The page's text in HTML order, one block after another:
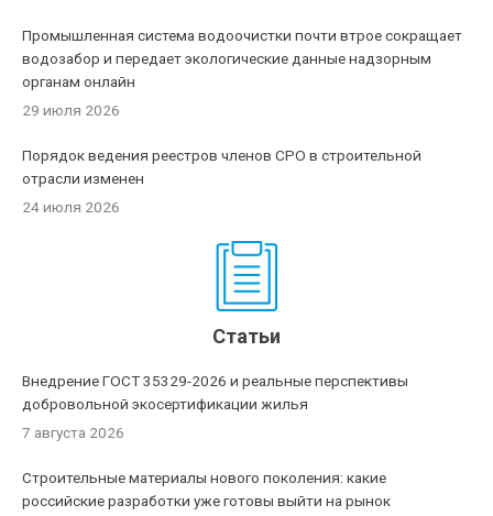
Промышленная система водоочистки почти втрое сокращает
водозабор и передает экологические данные надзорным
органам онлайн
29 июля 2026
Порядок ведения реестров членов СРО в строительной
отрасли изменен
24 июля 2026
Статьи
Внедрение ГОСТ 35329-2026 и реальные перспективы
добровольной экосертификации жилья
7 августа 2026
Строительные материалы нового поколения: какие
российские разработки уже готовы выйти на рынок